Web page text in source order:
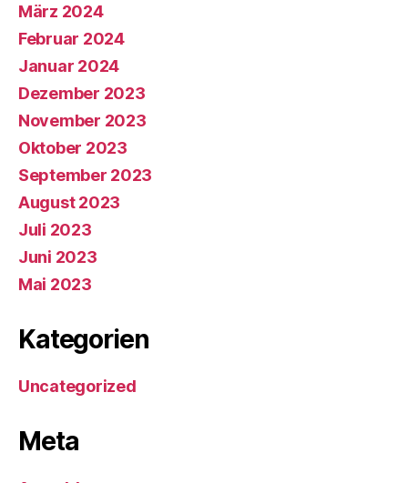
März 2024
Februar 2024
Januar 2024
Dezember 2023
November 2023
Oktober 2023
September 2023
August 2023
Juli 2023
Juni 2023
Mai 2023
Kategorien
Uncategorized
Meta